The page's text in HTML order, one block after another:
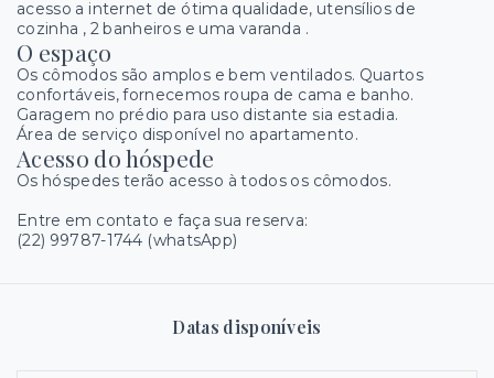
acesso a internet de ótima qualidade, utensílios de
cozinha , 2 banheiros e uma varanda .
O espaço
Os cômodos são amplos e bem ventilados. Quartos
confortáveis, fornecemos roupa de cama e banho.
Garagem no prédio para uso distante sia estadia.
Área de serviço disponível no apartamento.
Acesso do hóspede
Os hóspedes terão acesso à todos os cômodos.
Entre em contato e faça sua reserva:
(22) 99787-1744 (whatsApp)
Datas disponíveis